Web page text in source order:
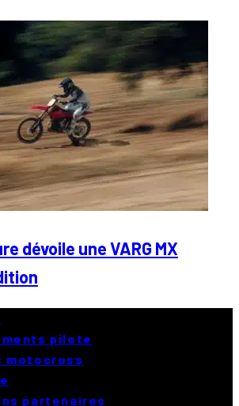
dévoile une VARG MX
pilote
motocross
partenaires